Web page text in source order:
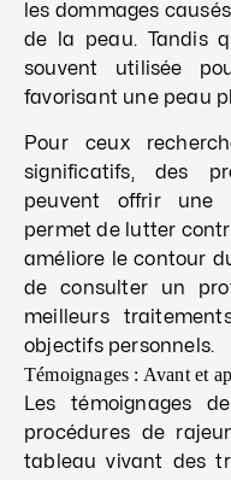
les dommages
de la peau. Tandis
souvent utilisée
favorisant une peau
Pour ceux
significatifs, des
peuvent offrir une
permet de lutter
améliore le contour
de consulter un
meilleurs
objectifs personnels.
Témoignages : Avant et
Les témoignages
procédures de
tableau vivant des